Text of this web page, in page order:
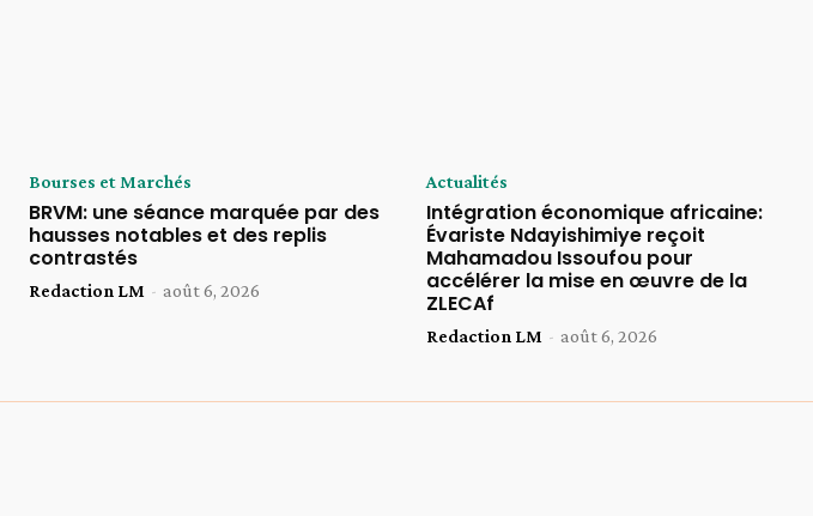
Bourses et Marchés
BRVM: une séance marquée par des
hausses notables et des replis
contrastés
Redaction LM - août 6, 2026
Actualités
Intégration économique africaine:
Évariste Ndayishimiye reçoit
Mahamadou Issoufou pour
accélérer la mise en œuvre de la
ZLECAf
Redaction LM - août 6, 2026